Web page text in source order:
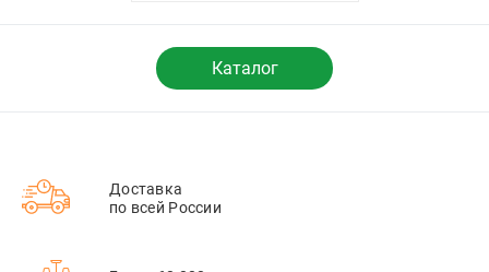
Каталог
Доставка
по всей России